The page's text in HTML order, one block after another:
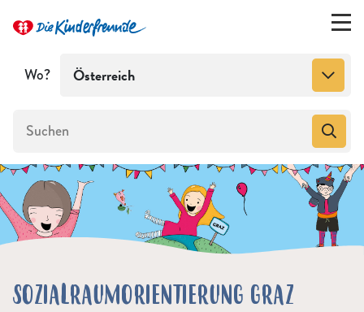
Wo? Österreich
SOZIALRAUMORIENTIERUNG GRAZ